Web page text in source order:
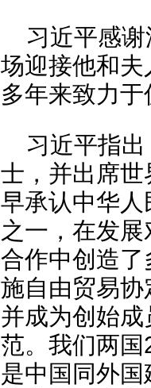
习近平感
场迎接他和
多年来致力
习近平指
士，并出席
早承认中华
之一，在发
合作中创造
施自由贸易
并成为创始
范。我们两
是中国同外